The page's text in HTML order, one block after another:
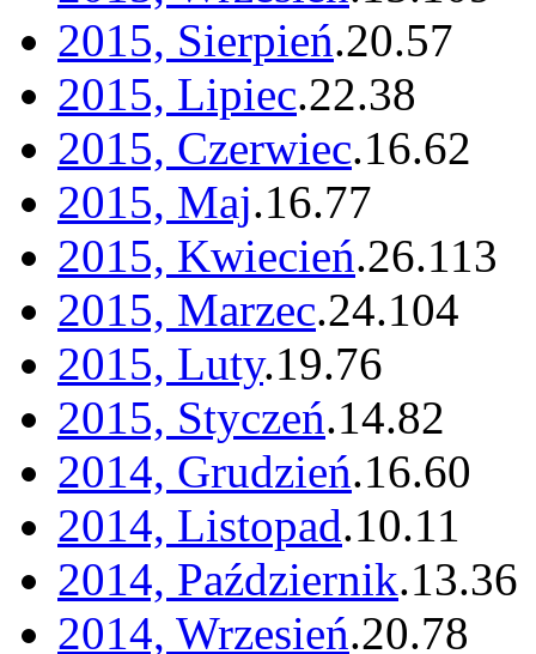
2015, Sierpień.20.57
2015, Lipiec.22.38
2015, Czerwiec.16.62
2015, Maj.16.77
2015, Kwiecień.26.113
2015, Marzec.24.104
2015, Luty.19.76
2015, Styczeń.14.82
2014, Grudzień.16.60
2014, Listopad.10.11
2014, Październik.13.36
2014, Wrzesień.20.78